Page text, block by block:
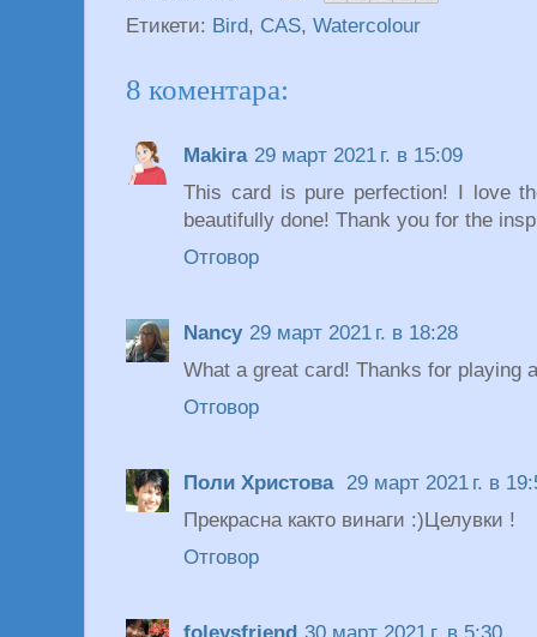
Етикети: Bird, CAS, Watercolour
8 коментара:
Makira 29 март 2021 г. в 15:09
This card is pure perfection! I love
beautifully done! Thank you for the
Отговор
Nancy 29 март 2021 г. в 18:28
What a great card! Thanks for playing
Отговор
Поли Христова 29 март 2021 г. в
Прекрасна както винаги :)Целувки !
Отговор